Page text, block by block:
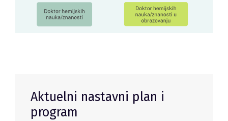
Aktuelni nastavni plan i
program